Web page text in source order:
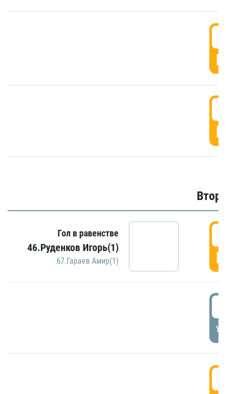
Гол в равенстве
46.Руденков Игорь(1)
67.Гараев Амир(1)